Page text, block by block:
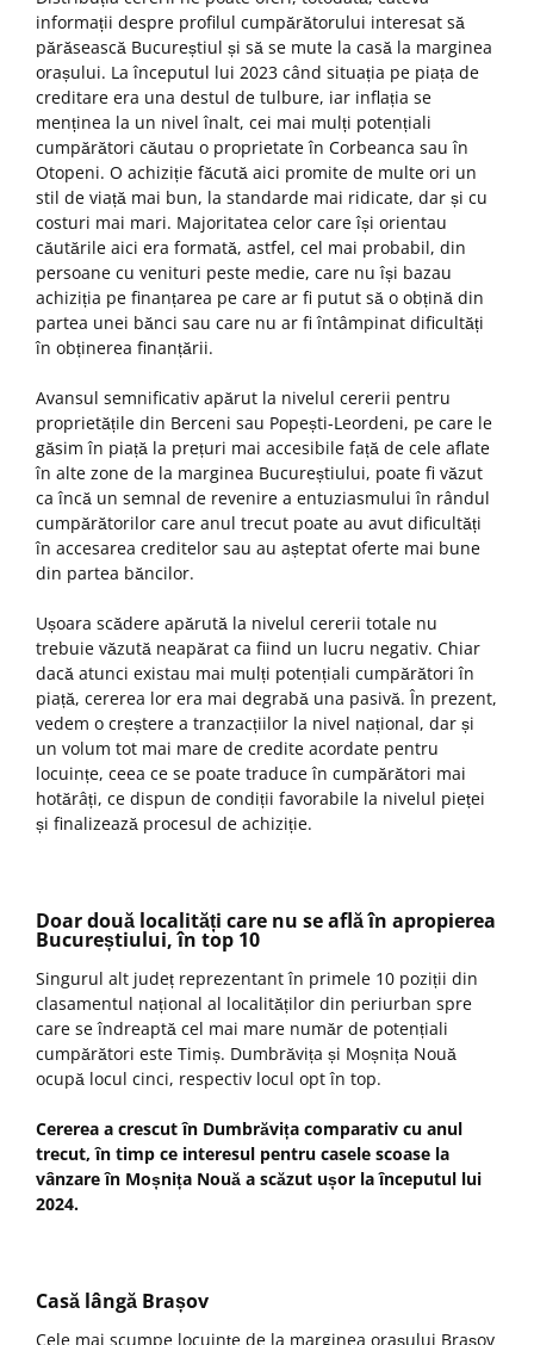
informații despre profilul cumpărătorului interesat să
părăsească Bucureștiul și să se mute la casă la marginea
orașului. La începutul lui 2023 când situația pe piața de
creditare era una destul de tulbure, iar inflația se
menținea la un nivel înalt, cei mai mulți potențiali
cumpărători căutau o proprietate în Corbeanca sau în
Otopeni. O achiziție făcută aici promite de multe ori un
stil de viață mai bun, la standarde mai ridicate, dar și cu
costuri mai mari. Majoritatea celor care își orientau
căutările aici era formată, astfel, cel mai probabil, din
persoane cu venituri peste medie, care nu își bazau
achiziția pe finanțarea pe care ar fi putut să o obțină din
partea unei bănci sau care nu ar fi întâmpinat dificultăți
în obținerea finanțării.
Avansul semnificativ apărut la nivelul cererii pentru
proprietățile din Berceni sau Popești-Leordeni, pe care le
găsim în piață la prețuri mai accesibile față de cele aflate
în alte zone de la marginea Bucureștiului, poate fi văzut
ca încă un semnal de revenire a entuziasmului în rândul
cumpărătorilor care anul trecut poate au avut dificultăți
în accesarea creditelor sau au așteptat oferte mai bune
din partea băncilor.
Ușoara scădere apărută la nivelul cererii totale nu
trebuie văzută neapărat ca fiind un lucru negativ. Chiar
dacă atunci existau mai mulți potențiali cumpărători în
piață, cererea lor era mai degrabă una pasivă. În prezent,
vedem o creștere a tranzacțiilor la nivel național, dar și
un volum tot mai mare de credite acordate pentru
locuințe, ceea ce se poate traduce în cumpărători mai
hotărâți, ce dispun de condiții favorabile la nivelul pieței
și finalizează procesul de achiziție.
Doar două localități care nu se află în apropierea
Bucureștiului, în top 10
Singurul alt județ reprezentant în primele 10 poziții din
clasamentul național al localităților din periurban spre
care se îndreaptă cel mai mare număr de potențiali
cumpărători este Timiș. Dumbrăvița și Moșnița Nouă
ocupă locul cinci, respectiv locul opt în top.
Cererea a crescut în Dumbrăvița comparativ cu anul
trecut, în timp ce interesul pentru casele scoase la
vânzare în Moșnița Nouă a scăzut ușor la începutul lui
2024.
Casă lângă Brașov
Cele mai scumpe locuințe de la marginea orașului Brașov